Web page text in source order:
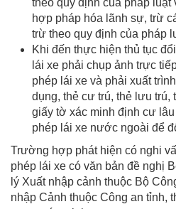
theo quy định của pháp
hợp pháp hóa lãnh sự, trừ
trừ theo quy định của pháp
Khi đến thực hiện thủ tục
lái xe phải chụp ảnh trực
phép lái xe và phải xuất
dụng, thẻ cư trú, thẻ lưu trú,
giấy tờ xác minh định cư
phép lái xe nước ngoài để
Trường hợp phát hiện có nghi
phép lái xe có văn bản đề nghị
lý Xuất nhập cảnh thuộc Bộ
nhập Cảnh thuộc Công an tỉnh,